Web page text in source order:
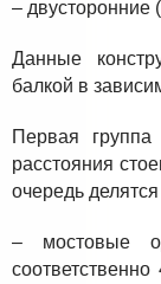
– двусторонние
Данные
балкой в
Первая
расстояния
очередь
– мостовые